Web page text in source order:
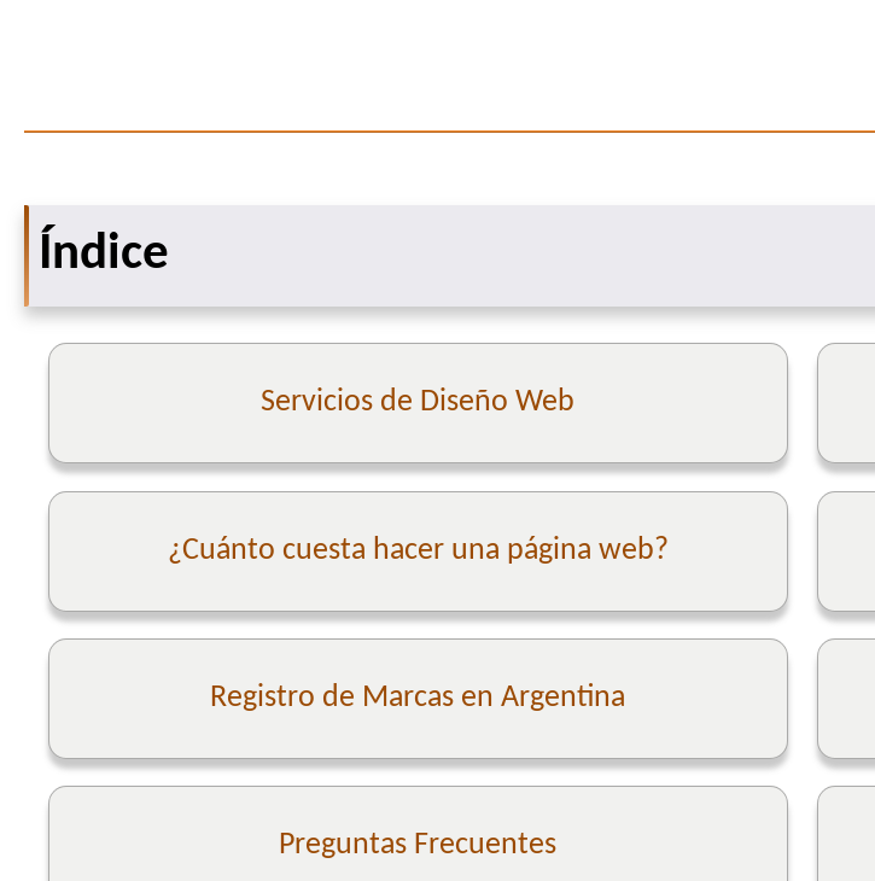
Índice
Servicios de Diseño Web
¿Cuánto cuesta hacer una página web?
Registro de Marcas en Argentina
Preguntas Frecuentes